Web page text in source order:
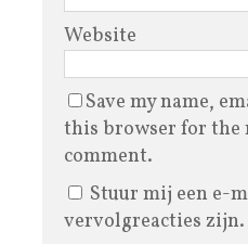
Website
Save my name,
this browser for the
comment.
Stuur mij een e-
vervolgreacties zijn.